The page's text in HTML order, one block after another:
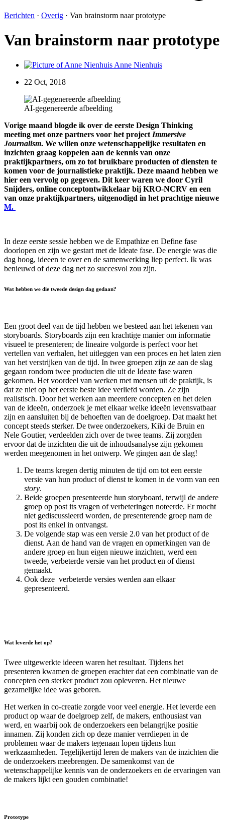
Berichten · Overig · Van brainstorm naar prototype
Van brainstorm naar prototype
Anne Nienhuis
22 Oct, 2018
AI-gegenereerde afbeelding
Vorige maand blogde ik over de eerste Design Thinking
meeting met onze partners voor het project Immersive
Journalism. We willen onze wetenschappelijke resultaten en
inzichten graag koppelen aan de kennis van onze
praktijkpartners, om zo tot bruikbare producten of diensten te
komen voor de journalistieke praktijk. Deze maand hebben we
hier een vervolg op gegeven. Dit keer waren we door Cyril
Snijders, online conceptontwikkelaar bij KRO-NCRV en een
van onze praktijkpartners, uitgenodigd in het prachtige nieuwe
M.
In deze eerste sessie hebben we de Empathize en Define fase
doorlopen en zijn we gestart met de Ideate fase. De energie was die
dag hoog, ideeen te over en de samenwerking liep perfect. Ik was
benieuwd of deze dag net zo succesvol zou zijn.
Wat hebben we die tweede design dag gedaan?
Een groot deel van de tijd hebben we besteed aan het tekenen van
storyboards. Storyboards zijn een krachtige manier om informatie
visueel te presenteren; de lineaire volgorde is perfect voor het
vertellen van verhalen, het uitleggen van een proces en het laten zien
van het verstrijken van de tijd. In twee groepen zijn ze aan de slag
gegaan rondom twee producten die uit de Ideate fase waren
gekomen. Het voordeel van werken met mensen uit de praktijk, is
dat ze niet op het eerste beste idee verliefd worden. Ze zijn
realistisch. Door het werken aan meerdere concepten en het delen
van de ideeën, onderzoek je met elkaar welke ideeën levensvatbaar
zijn en aansluiten bij de behoeften van de doelgroep. Dat maakt het
concept steeds sterker. De twee onderzoekers, Kiki de Bruin en
Nele Goutier, verdeelden zich over de twee teams. Zij zorgden
ervoor dat de inzichten die uit de inhoudsanalyse zijn gekomen
werden meegenomen in het ontwerp. We gingen aan de slag!
De teams kregen dertig minuten de tijd om tot een eerste
versie van hun product of dienst te komen in de vorm van een
story.
Beide groepen presenteerde hun storyboard, terwijl de andere
groep op post its vragen of verbeteringen noteerde. Er mocht
niet gediscussieerd worden, de presenterende groep nam de
post its enkel in ontvangst.
De volgende stap was een versie 2.0 van het product of de
dienst. Aan de hand van de vragen en opmerkingen van de
andere groep en hun eigen nieuwe inzichten, werd een
tweede, verbeterde versie van het product en of dienst
gemaakt.
Ook deze verbeterde versies werden aan elkaar
gepresenteerd.
Wat leverde het op?
Twee uitgewerkte ideeen waren het resultaat. Tijdens het
presenteren kwamen de groepen erachter dat een combinatie van de
concepten een sterker product zou opleveren. Het nieuwe
gezamelijke idee was geboren.
Het werken in co-creatie zorgde voor veel energie. Het leverde een
product op waar de doelgroep zelf, de makers, enthousiast van
werd, en waarbij ook de onderzoekers een belangrijke positie
innamen. Zij konden zich op deze manier verrdiepen in de
problemen waar de makers tegenaan lopen tijdens hun
werkzaamheden. Tegelijkertijd leren de makers van de inzichten die
de onderzoekers meebrengen. De samenkomst van de
wetenschappelijke kennis van de onderzoekers en de ervaringen van
de makers lijkt een gouden combinatie!
Prototype